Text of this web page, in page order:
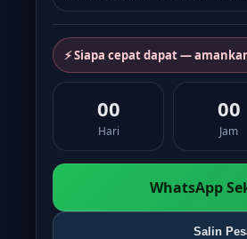
⚡ Siapa cepat dapat —
00
Hari
00
Jam
WhatsApp
Salin